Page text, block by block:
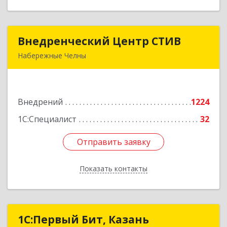
Внедренческий Центр СТИВ
Набережные Челны
Внедрений
1224
1С:Специалист
32
Отправить заявку
Показать контакты
Внедренческий Центр СТИВ
Подробнее
Отправить заявку
Назад
1С:Первый Бит, Казань
1С:Первый Бит, Казань